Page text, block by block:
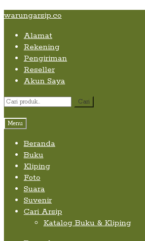
Skip
content
Skip
navigation
Skip
content
warungarsip.co
Alamat
Rekening
Pengiriman
Reseller
Akun Saya
Pencarian
Cari
Menu
Beranda
Buku
Kliping
Foto
Suara
Suvenir
Cari Arsip
Katalog Buku & Kliping